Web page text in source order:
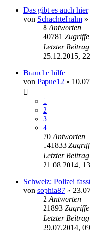
Das gibt es auch hier
von Schachtelhalm »
8 Antworten
40781 Zugriffe
Letzter Beitrag
25.12.2015,
Brauche hilfe
von Papue12 »
1
2
3
4
70 Antworten
141833
Letzter Beitrag
21.08.2014,
Schweiz: Polizei
von sophia87 »
2 Antworten
21893 Zugriffe
Letzter Beitrag
29.07.2014,